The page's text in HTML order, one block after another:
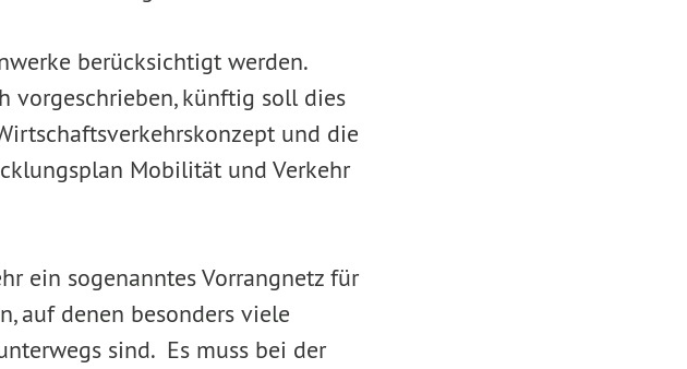
berücksichtigt werden.
vorgeschrieben, künftig soll dies
und die
Mobilität und Verkehr
ein sogenanntes Vorrangnetz für
auf denen besonders viele
sind. Es muss bei der